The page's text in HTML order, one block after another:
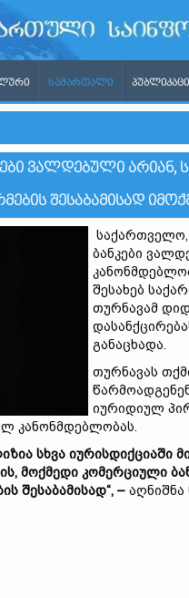
ᲡᲐᲛᲐᲠᲗᲐᲚᲘ
ᲕᲐᲚᲓᲔᲑᲣᲚᲘ ᲐᲠᲘᲐᲜ,
ᲨᲔᲡᲐᲑᲐᲛᲘᲡᲐᲓ
ბანკები
შესახებ
თურნავამ
განაცხადა.
თურნავას
იურიდიულ
კანონმდებლობას.
სხვა
მოქმედი კომერციული
შესაბამისად“, – აღნიშნა